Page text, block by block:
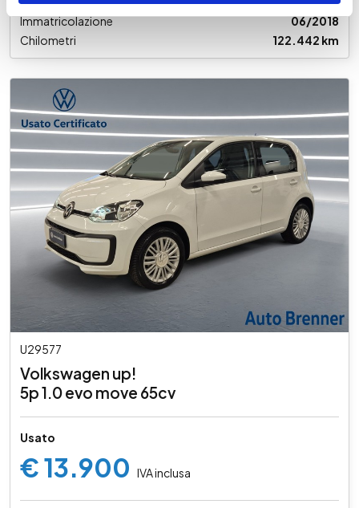
Immatricolazione
06/2018
Chilometri
122.442 km
U29577
Volkswagen up!
5p 1.0 evo move 65cv
Usato
€ 13.900 IVA inclusa